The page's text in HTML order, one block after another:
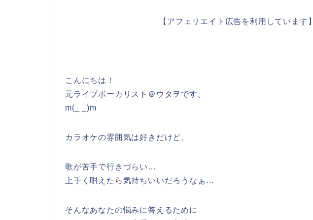
【アフェリエイト広告を利用しています】
こんにちは！
元ライブボーカリスト＠ウタヲです。
m(_ _)m
カラオケの雰囲気は好きだけど、
歌が苦手で行きづらい…
上手く唄えたら気持ちいいだろうなぁ…
そんなあなたの悩みに答えるために